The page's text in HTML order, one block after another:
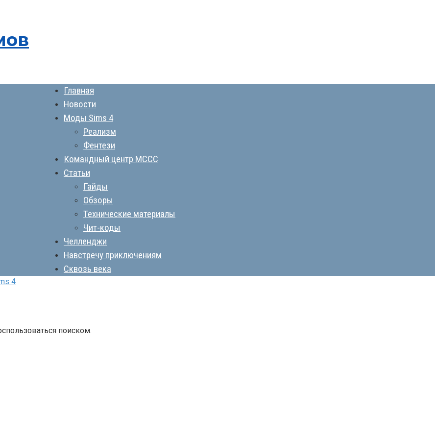
Главная
Новости
Моды Sims 4
Реализм
Фентези
Командный центр MCCC
Статьи
Гайды
Обзоры
Технические материалы
Чит-коды
Челленджи
Навстречу приключениям
Сквозь века
4
поиском.